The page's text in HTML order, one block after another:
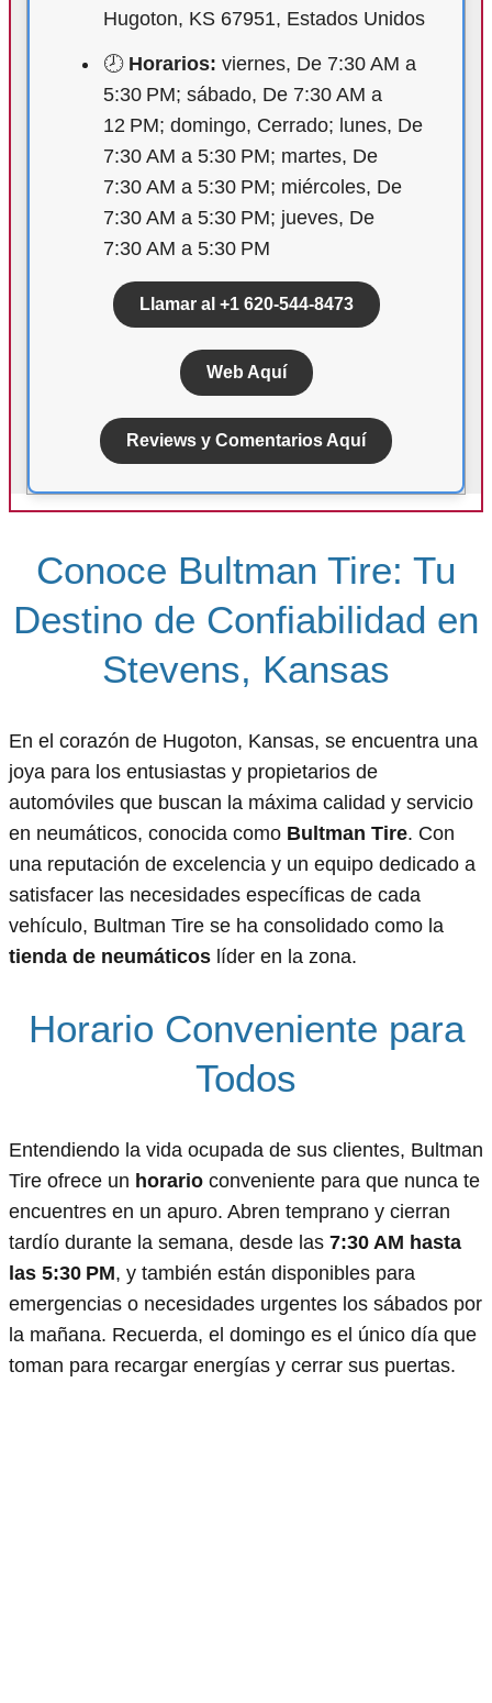
Hugoton, KS 67951, Estados Unidos
🕗 Horarios: viernes, De 7:30 AM a
5:30 PM; sábado, De 7:30 AM a
12 PM; domingo, Cerrado; lunes, De
7:30 AM a 5:30 PM; martes, De
7:30 AM a 5:30 PM; miércoles, De
7:30 AM a 5:30 PM; jueves, De
7:30 AM a 5:30 PM
Llamar al +1 620-544-8473
Web Aquí
Reviews y Comentarios Aquí
Conoce Bultman Tire: Tu
Destino de Confiabilidad en
Stevens, Kansas
En el corazón de Hugoton, Kansas, se encuentra una
joya para los entusiastas y propietarios de
automóviles que buscan la máxima calidad y servicio
en neumáticos, conocida como Bultman Tire. Con
una reputación de excelencia y un equipo dedicado a
satisfacer las necesidades específicas de cada
vehículo, Bultman Tire se ha consolidado como la
tienda de neumáticos líder en la zona.
Horario Conveniente para
Todos
Entendiendo la vida ocupada de sus clientes, Bultman
Tire ofrece un horario conveniente para que nunca te
encuentres en un apuro. Abren temprano y cierran
tardío durante la semana, desde las 7:30 AM hasta
las 5:30 PM, y también están disponibles para
emergencias o necesidades urgentes los sábados por
la mañana. Recuerda, el domingo es el único día que
toman para recargar energías y cerrar sus puertas.